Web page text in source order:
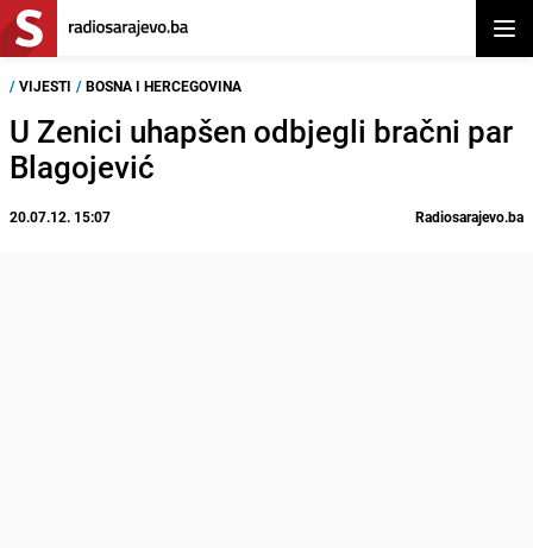
/ VIJESTI / BOSNA I HERCEGOVINA
U Zenici uhapšen odbjegli bračni par
Blagojević
20.07.12. 15:07 Radiosarajevo.ba